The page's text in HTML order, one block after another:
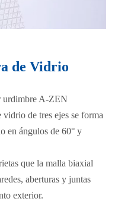
de Vidrio
urdimbre A-ZEN
de tres ejes se forma
en ángulos de 60° y
que la malla biaxial
aberturas y juntas
exterior.